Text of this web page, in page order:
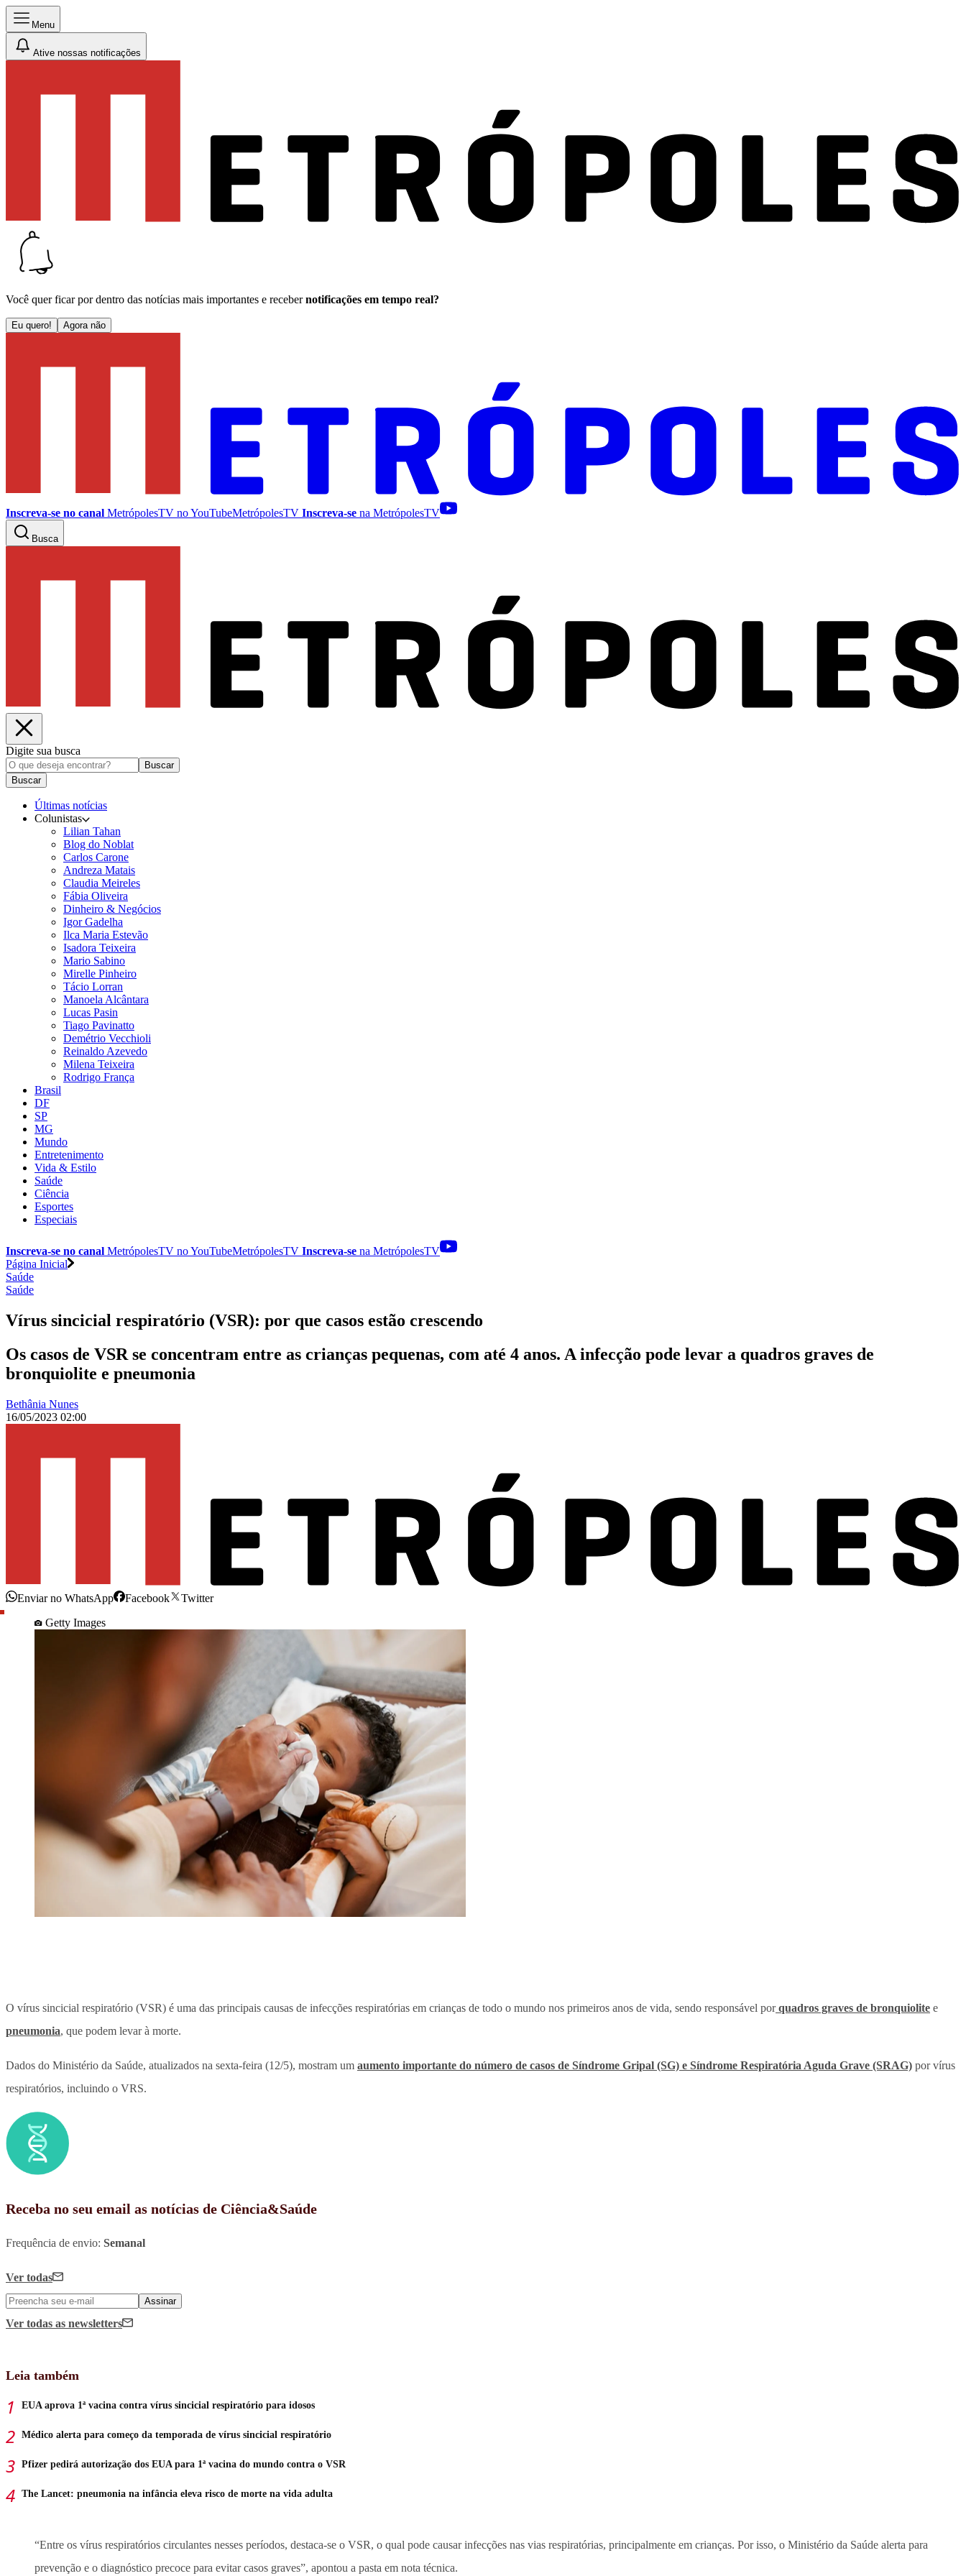
Menu
Ative nossas notificações
Você quer ficar por dentro das notícias mais importantes e receber notificações em tempo real?
Eu quero! Agora não
Inscreva-se no canal MetrópolesTV noYouTubeMetrópolesTV Inscreva-se na MetrópolesTV
Busca
Digite sua busca
Buscar
Buscar
Últimas notícias
Colunistas
Lilian Tahan
Blog do Noblat
Carlos Carone
Andreza Matais
Claudia Meireles
Fábia Oliveira
Dinheiro & Negócios
Igor Gadelha
Ilca Maria Estevão
Isadora Teixeira
Mario Sabino
Mirelle Pinheiro
Tácio Lorran
Manoela Alcântara
Lucas Pasin
Tiago Pavinatto
Demétrio Vecchioli
Reinaldo Azevedo
Milena Teixeira
Rodrigo França
Brasil
DF
SP
MG
Mundo
Entretenimento
Vida & Estilo
Saúde
Ciência
Esportes
Especiais
Inscreva-se no canal MetrópolesTV noYouTubeMetrópolesTV Inscreva-se na MetrópolesTV
Página Inicial
Saúde
Saúde
Vírus sincicial respiratório (VSR): por que casos estão crescendo
Os casos de VSR se concentram entre as crianças pequenas, com até 4 anos. A infecção pode levar a quadros graves de
bronquiolite e pneumonia
Bethânia Nunes
16/05/2023 02:00
Enviar no WhatsApp Facebook
Twitter
Getty Images
O vírus sincicial respiratório (VSR) é uma das principais causas de infecções respiratórias em crianças de todo o mundo nos primeiros anos de vida, sendo responsável porquadros graves de bronquiolite e
pneumonia, que podem levar à morte.
Dados do Ministério da Saúde, atualizados na sexta-feira (12/5), mostram um aumento importante do número de casos de Síndrome Gripal (SG) e Síndrome Respiratória Aguda Grave (SRAG) por vírus
respiratórios, incluindo o VRS.
Receba no seu email as notícias de Ciência&Saúde
Frequência de envio: Semanal
Ver todas
Assinar
Ver todas as newsletters
Leia também
EUA aprova 1ª vacina contra vírus sincicial respiratório para idosos
Médico alerta para começo da temporada de vírus sincicial respiratório
Pfizer pedirá autorização dos EUA para 1ª vacina do mundo contra o VSR
The Lancet: pneumonia na infância eleva risco de morte na vida adulta
“Entre os vírus respiratórios circulantes nesses períodos, destaca-se o VSR, o qual pode causar infecções nas vias respiratórias, principalmente em crianças. Por isso, o Ministério da Saúde alerta para
prevenção e o diagnóstico precoce para evitar casos graves”, apontou a pasta em nota técnica.